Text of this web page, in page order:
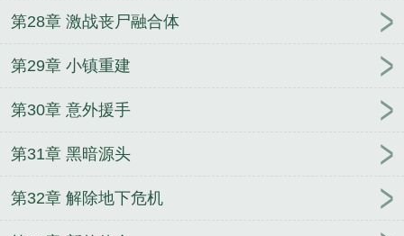
第28章 激战丧尸融合体
第29章 小镇重建
第30章 意外援手
第31章 黑暗源头
第32章 解除地下危机